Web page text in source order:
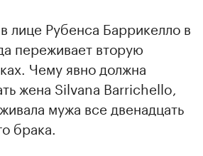
лице Рубенса Баррикелло в
переживает вторую
Чему явно должна
жена Silvana Barrichello,
мужа все двенадцать
брака.